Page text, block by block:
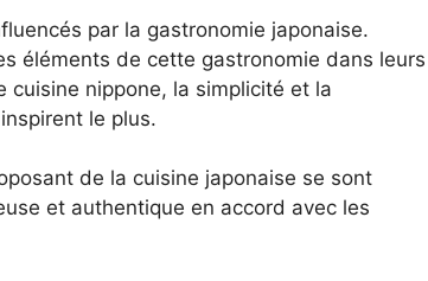
par la gastronomie japonaise.
éléments de cette gastronomie dans leurs
cuisine nippone, la simplicité et la
le plus.
de la cuisine japonaise se sont
et authentique en accord avec les